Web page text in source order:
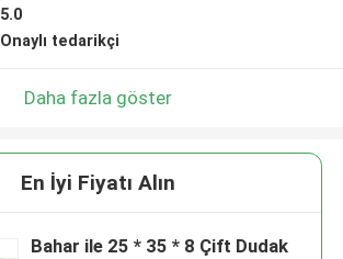
5.0
Onaylı tedarikçi
Daha fazla göster
En İyi Fiyatı Alın
Bahar ile 25 * 35 * 8 Çift Dudak